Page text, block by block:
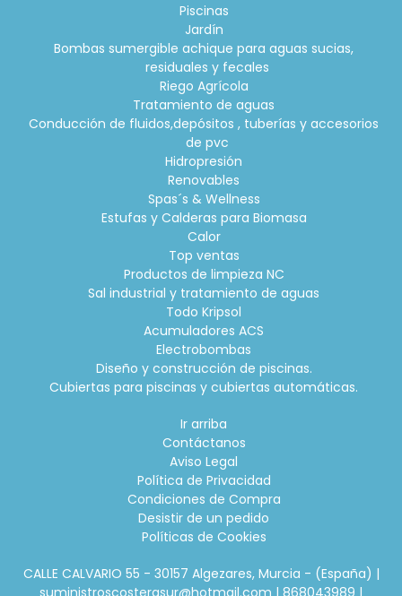
Piscinas
Jardín
Bombas sumergible achique para aguas sucias,
residuales y fecales
Riego Agrícola
Tratamiento de aguas
Conducción de fluidos,depósitos , tuberías y accesorios
de pvc
Hidropresión
Renovables
Spas´s & Wellness
Estufas y Calderas para Biomasa
Calor
Top ventas
Productos de limpieza NC
Sal industrial y tratamiento de aguas
Todo Kripsol
Acumuladores ACS
Electrobombas
Diseño y construcción de piscinas.
Cubiertas para piscinas y cubiertas automáticas.
Ir arriba
Contáctanos
Aviso Legal
Política de Privacidad
Condiciones de Compra
Desistir de un pedido
Políticas de Cookies
CALLE CALVARIO 55 - 30157 Algezares, Murcia - (España) |
suministroscosterasur@hotmail.com | 868043989 |